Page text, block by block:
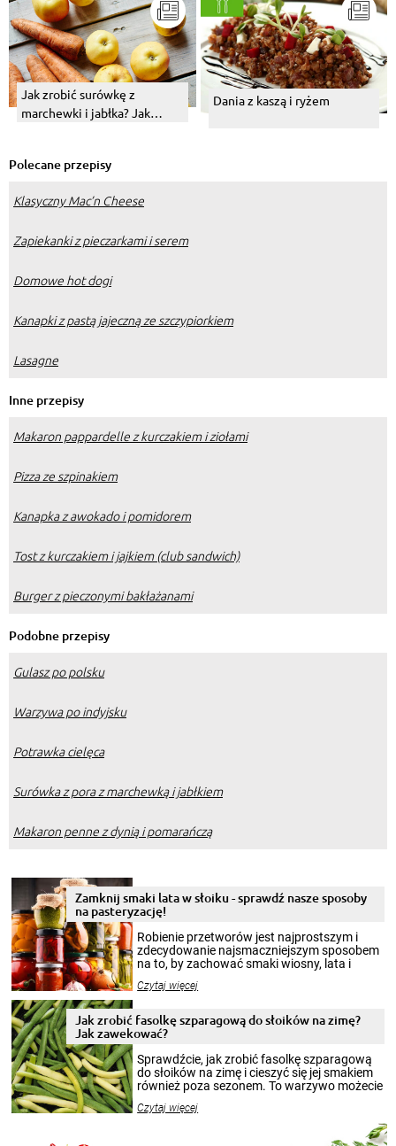
Jak zrobić surówkę z
marchewki i jabłka? Jak
Dania z kaszą i ryżem
Polecane przepisy
Klasyczny Mac’n Cheese
Zapiekanki z pieczarkami i serem
Domowe hot dogi
Kanapki z pastą jajeczną ze szczypiorkiem
Lasagne
Inne przepisy
Makaron pappardelle z kurczakiem i ziołami
Pizza ze szpinakiem
Kanapka z awokado i pomidorem
Tost z kurczakiem i jajkiem (club sandwich)
Burger z pieczonymi bakłażanami
Podobne przepisy
Gulasz po polsku
Warzywa po indyjsku
Potrawka cielęca
Surówka z pora z marchewką i jabłkiem
Makaron penne z dynią i pomarańczą
Zamknij smaki lata w słoiku - sprawdź nasze sposoby
na pasteryzację!
Robienie przetworów jest najprostszym i
zdecydowanie najsmaczniejszym sposobem
na to, by zachować smaki wiosny, lata i
krajobrazów, by cieszyć nimi oko w sezonie
pełni poczuć atmosferę cieplejszych
miesięcy. Przygotowanie słoików ze
patenty, które pozwolą zachować świeżość
przetworów.
Czytaj więcej
Jak zrobić fasolkę szparagową do słoików na zimę?
Jak zawekować?
Sprawdźcie, jak zrobić fasolkę szparagową
do słoików na zimę i cieszyć się jej smakiem
również poza sezonem. To warzywo możecie
nasze propozycje!
Czytaj więcej